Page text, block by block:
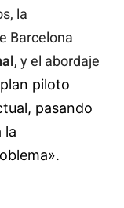
la
Barcelona
, y el abordaje
piloto
pasando
la